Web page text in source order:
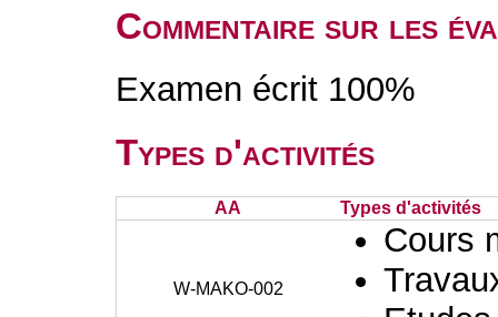
Commentaire sur les
Examen écrit 100%
Types d'activités
AA Types d'activités
W-MAKO-002
Cours